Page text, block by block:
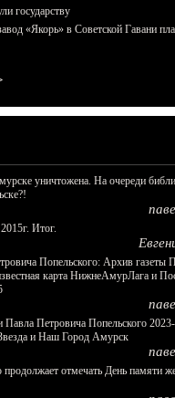
государству
«Якорь» в Советской Гавани
уничтожена. На очереди
Итог.
Попельского: Архив газеты
карта НижнеАмурЛага и
Петровича Попельского
и Наш Город Амурск
отмечать День памяти